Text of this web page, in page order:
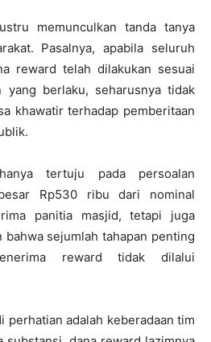
memunculkan tanda tanya
Pasalnya, apabila seluruh
reward telah dilakukan sesuai
yang berlaku, seharusnya tidak
khawatir terhadap pemberitaan
tertuju pada persoalan
Rp530 ribu dari nominal
panitia masjid, tetapi juga
bahwa sejumlah tahapan penting
reward tidak dilalui
perhatian adalah keberadaan tim